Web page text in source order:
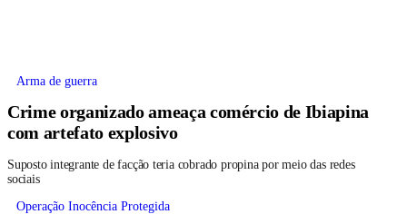
Arma de guerra
Crime organizado ameaça comércio de Ibiapina
com artefato explosivo
Suposto integrante de facção teria cobrado propina por meio das redes
sociais
Operação Inocência Protegida